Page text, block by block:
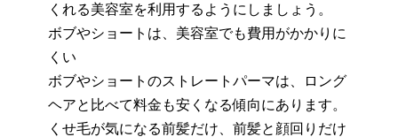
くれる美容室を利用するようにしましょう。
ボブやショートは、美容室でも費用がかかりに
くい
ボブやショートのストレートパーマは、ロング
ヘアと比べて料金も安くなる傾向にあります。
くせ毛が気になる前髪だけ、前髪と顔回りだけ